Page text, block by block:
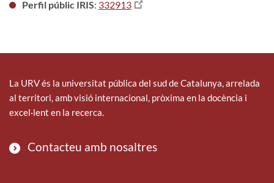
Perfil públic IRIS: 332913
La URV és la universitat pública del sud de Catalunya, arrelada
al territori, amb visió internacional, pròxima en la docència i
excel·lent en la recerca.
Contacteu amb nosaltres